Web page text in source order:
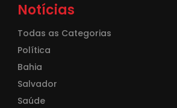
Notícias
Todas as Categorias
Política
Bahia
Salvador
Saúde